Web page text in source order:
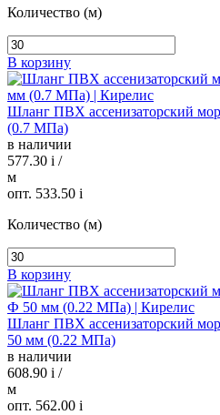
Количество (м)
В корзину
Шланг ПВХ ассенизаторский
(0.7 МПа)
в наличии
577.30 i /
м
опт. 533.50 i
Количество (м)
В корзину
Шланг ПВХ ассенизаторский
50 мм (0.22 МПа)
в наличии
608.90 i /
м
опт. 562.00 i